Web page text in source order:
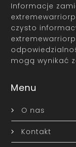
Informacje
czysto
mogą wynikać
Menu
O nas
Kontakt